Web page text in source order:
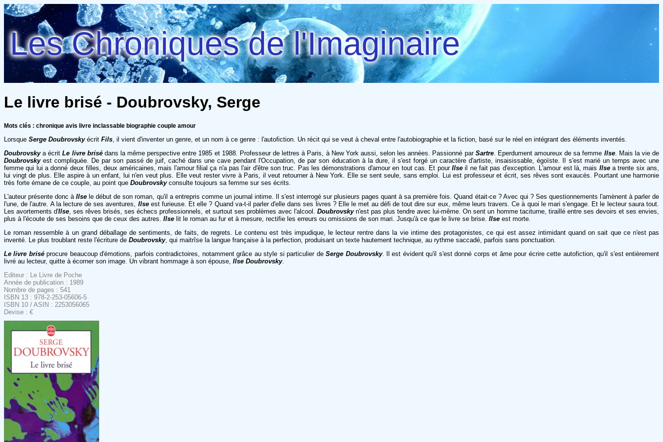
Les Chroniques de l'Imaginaire
Le livre brisé - Doubrovsky, Serge
Mots clés : chronique avis livre inclassable biographie couple amour
Lorsque Serge Doubrovskyécrit Fils , il vient d'inventer un genre, et un nom à ce genre : l'autofiction. Un récit qui se veut à cheval entre l'autobiographie et la fiction, basé sur le réel en intégrant des éléments inventés.
Doubrovskya écritLe livre brisédans la même perspective entre 1985 et 1988. Professeur de lettres à Paris, à New York aussi, selon les années. Passionné par Sartre. Eperdument amoureux de sa femme Ilse. Mais la vie de
Doubrovskyest compliquée. De par son passé de juif, caché dans une cave pendant l'Occupation, de par son éducation à la dure, il s'est forgé un caractère d'artiste, insaisissable, égoïste. Il s'est marié un temps avec une
femme qui lui a donné deux filles, deux américaines, mais l'amour filial ça n'a pas l'air d'être son truc. Pas les démonstrations d'amour en tout cas. Et pour Ilse il ne fait pas d'exception. L'amour est là, mais Ilsea trente six ans,
lui vingt de plus. Elle aspire à un enfant, lui n'en veut plus. Elle veut rester vivre à Paris, il veut retourner à New York. Elle se sent seule, sans emploi. Lui est professeur et écrit, ses rêves sont exaucés. Pourtant une harmonie
très forte émane de ce couple, au point que Doubrovskyconsulte toujours sa femme sur ses écrits.
L'auteur présente donc àIlse le début de son roman, qu'il a entrepris comme un journal intime. Il s'est interrogé sur plusieurs pages quant à sa première fois. Quand était-ce ? Avec qui ? Ses questionnements l'amènent à parler de
l'une, de l'autre. A la lecture de ses aventures, Ilseest furieuse. Et elle ? Quand va-t-il parler d'elle dans ses livres ? Elle le met au défi de tout dire sur eux, même leurs travers. Ce à quoi le mari s'engage. Et le lecteur saura tout.
Les avortements d'Ilse , ses rêves brisés, ses échecs professionnels, et surtout ses problèmes avec l'alcool. Doubrovskyn'est pas plus tendre avec lui-même. On sent un homme taciturne, tiraillé entre ses devoirs et ses envies,
plus à l'écoute de ses besoins que de ceux des autres. Ilse lit le roman au fur et à mesure, rectifie les erreurs ou omissions de son mari. Jusqu'à ce que le livre se brise. Ilse est morte.
Le roman ressemble à un grand déballage de sentiments, de faits, de regrets. Le contenu est très impudique, le lecteur rentre dans la vie intime des protagonistes, ce qui est assez intimidant quand on sait que ce n'est pas
inventé. Le plus troublant reste l'écriture de Doubrovsky, qui maitrîse la langue française à la perfection, produisant un texte hautement technique, au rythme saccadé, parfois sans ponctuation.
Le livre briséprocure beaucoup d'émotions, parfois contradictoires, notamment grâce au style si particulier deSerge Doubrovsky. Il est évident qu'il s'est donné corps et âme pour écrire cette autofiction, qu'il s'est entièrement
livré au lecteur, quitte à écorner son image. Un vibrant hommage à son épouse, Ilse Doubrovsky.
Editeur : Le Livre de Poche
Année de publication : 1989
Nombre de pages : 541
ISBN 13 : 978-2-253-05606-5
ISBN 10 / ASIN : 2253056065
Devise : €